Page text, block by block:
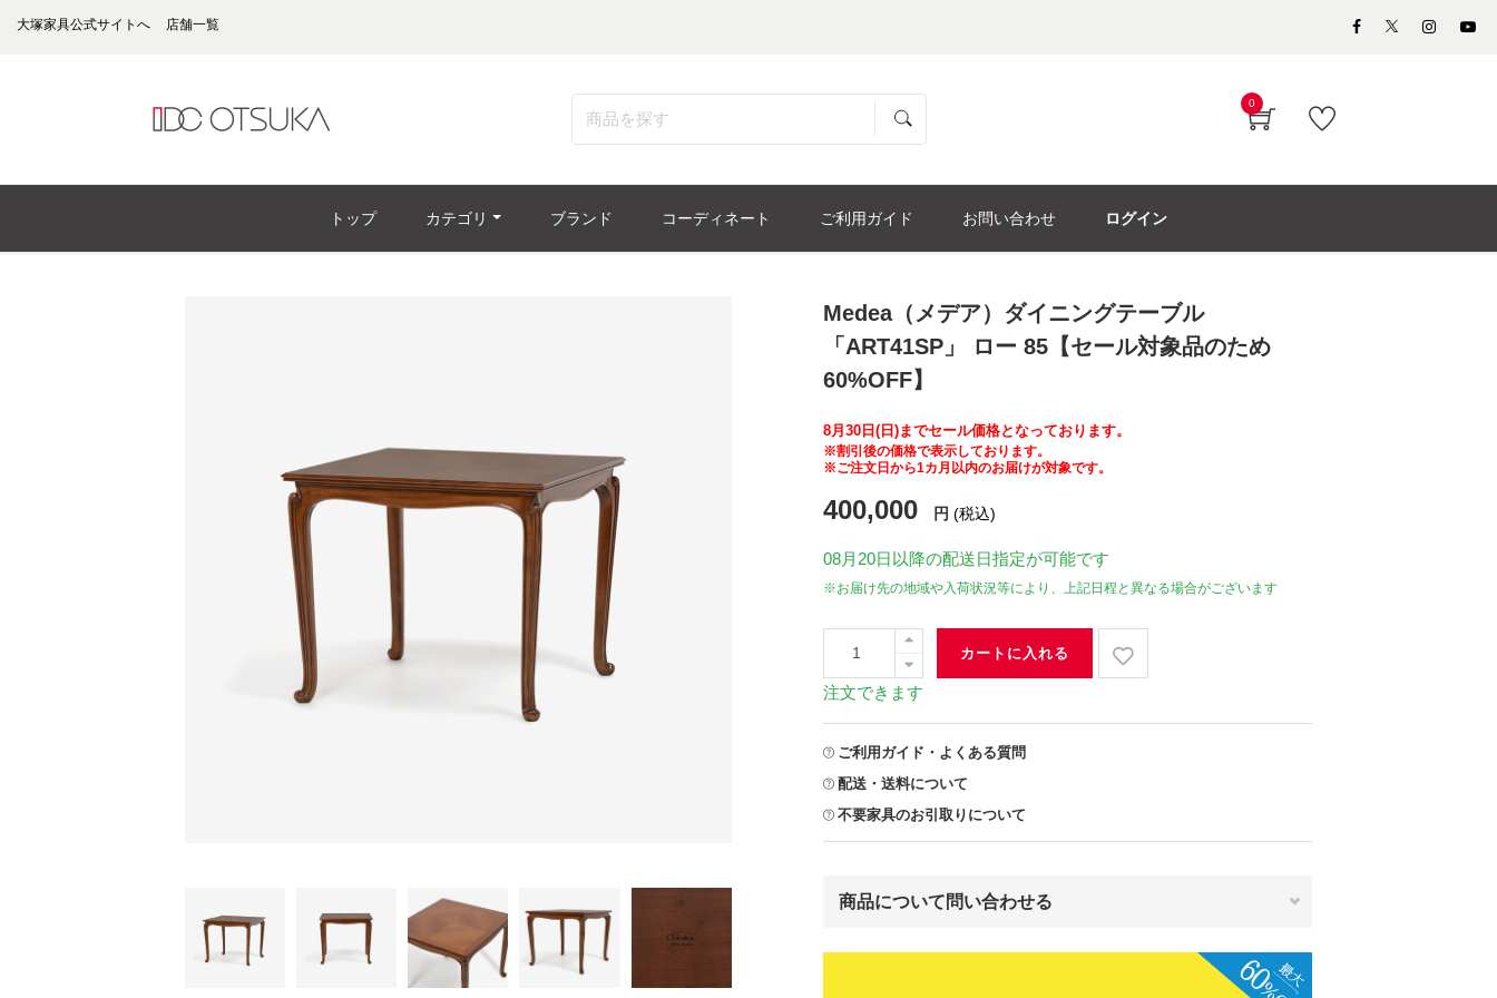
大塚家具公式サイトへ 店舗一覧
0
トップ カテゴリ ブランド コーディネート ご利用ガイド お問い合わせ ログイン
Medea（メデア）ダイニングテーブル
「ART41SP」 ロー 85【セール対象品のため
60%OFF】
8月30日(日)までセール価格となっております。
※割引後の価格で表示しております。
※ご注文日から1カ月以内のお届けが対象です。
400,000 円 (税込)
08月20日 以降の配送日指定が可能です
※お届け先の地域や入荷状況等により、上記日程と異なる場合がございます
カートに入れる
注文できます
ご利用ガイド・よくある質問
配送・送料について
不要家具のお引取りについて
商品について問い合わせる